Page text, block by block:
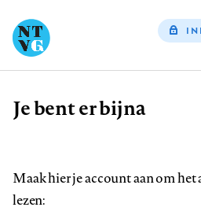
Kruimelpad
Je bent er bijna
Maak hier je account aan om
lezen: